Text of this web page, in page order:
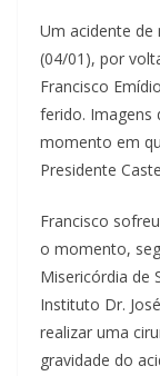
Um acidente
(04/01), por
Francisco
ferido. Imagens
momento em
Presidente
Francisco
o momento,
Misericórdia de
Instituto Dr.
realizar uma
gravidade do